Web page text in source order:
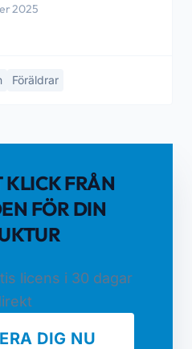
2025
Föräldrar
KLICK FRÅN
FÖR DIN
licens i 30 dagar
DIG NU